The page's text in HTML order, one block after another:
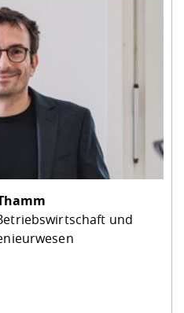
und